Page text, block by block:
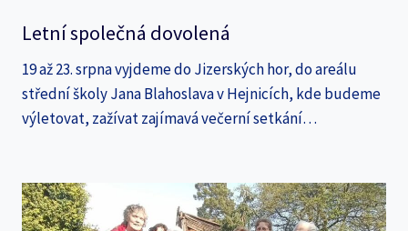
Letní společná dovolená
19 až 23. srpna vyjdeme do Jizerských hor, do areálu
střední školy Jana Blahoslava v Hejnicích, kde budeme
výletovat, zažívat zajímavá večerní setkání…